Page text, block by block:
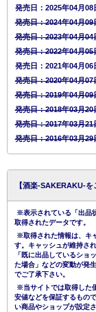
発売日：2025年04月08
発売日：2024年04月
発売日：2023年04月
発売日：2022年04月
発売日：2021年04月06
発売日：2020年04月
発売日：2019年04月
発売日：2018年03月
発売日：2017年03月
発売日：2016年03月
【酒楽-SAKERAKU-を
※表示されている「出品
取得されたデータです。
※取得された情報は、キ
す。キャッシュが維持さ
「既に出品しているショ
た場合」などの変動が発
でご了承下さい。
※当サイトでは取得した
安値などを保証するもの
い商品やショップが設定